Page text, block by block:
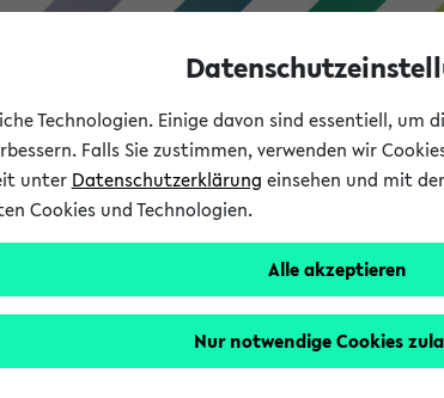
Studium
Funktion zugreifen, die Ihnen erst nach einer
Bitte
Technologien. Einige davon sind essentiell,
Falls Sie zustimmen, verwenden wir
unter Datenschutzerklärung einsehen und mit
Cookies und Technologien.
Alle akzeptieren
Nur notwendige Cookies